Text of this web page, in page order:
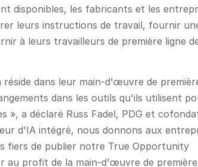
disponibles, les fabricants et les
leurs instructions de travail, fournir
à leurs travailleurs de première ligne
dans leur main-d'œuvre de
dans les outils qu'ils utilisent
», a déclaré Russ Fadel, PDG et
d'IA intégré, nous donnons aux
fiers de publier notre True Opportunity
au profit de la main-d'œuvre de première